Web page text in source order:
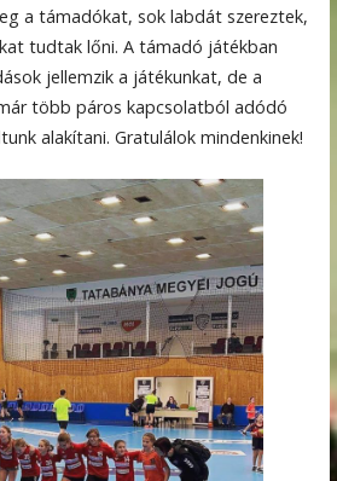
a támadókat, sok labdát szereztek,
tudtak lőni. A támadó játékban
jellemzik a játékunkat, de a
több páros kapcsolatból adódó
alakítani. Gratulálok mindenkinek!